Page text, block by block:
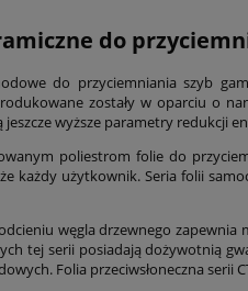
do
do przyciemniania szyb
zostały w oparciu o
wyższe parametry redukcji
poliestrom folie do
każdy użytkownik. Seria folii
węgla drzewnego
tej serii posiadają dożywotnią
Folia przeciwsłoneczna serii